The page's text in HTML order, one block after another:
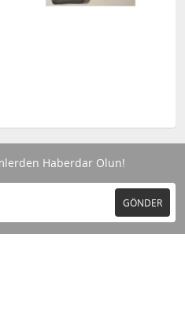
Haberdar Olun!
GÖNDER